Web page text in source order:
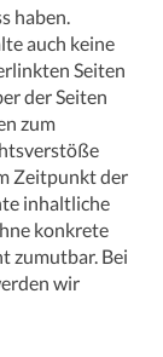
haben.
auch keine
Seiten
der Seiten
zum
Zeitpunkt der
inhaltliche
konkrete
zumutbar. Bei
wir